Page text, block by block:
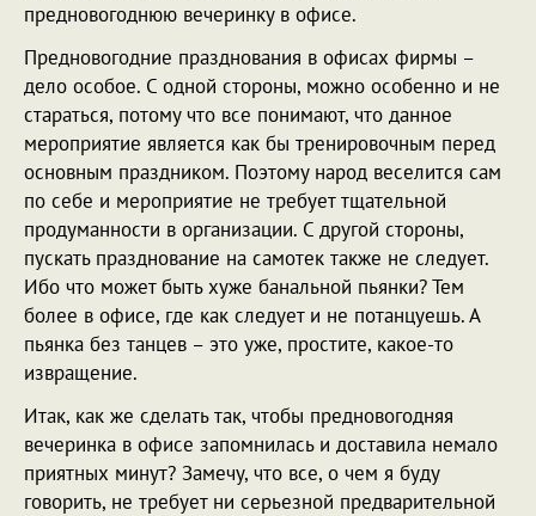
предновогоднюю вечеринку в офисе.
Предновогодние празднования в офисах фирмы –
дело особое. С одной стороны, можно особенно и не
стараться, потому что все понимают, что данное
мероприятие является как бы тренировочным перед
основным праздником. Поэтому народ веселится сам
по себе и мероприятие не требует тщательной
продуманности в организации. С другой стороны,
пускать празднование на самотек также не следует.
Ибо что может быть хуже банальной пьянки? Тем
более в офисе, где как следует и не потанцуешь. А
пьянка без танцев – это уже, простите, какое-то
извращение.
Итак, как же сделать так, чтобы предновогодняя
вечеринка в офисе запомнилась и доставила немало
приятных минут? Замечу, что все, о чем я буду
говорить, не требует ни серьезной предварительной